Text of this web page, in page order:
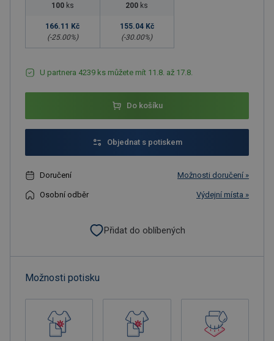
100 ks
166.11 Kč
(-25.00%)
200 ks
155.04 Kč
(-30.00%)
U partnera 4239 ks můžete mít 11.8. až 17.8.
Do košíku
Objednat s potiskem
Doručení Možnosti doručení »
Osobní odběr Výdejní místa »
Přidat do oblíbených
Možnosti potisku